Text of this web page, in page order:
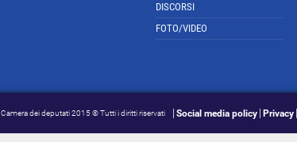
DISCORSI
FOTO/VIDEO
Camera dei deputati 2015 © Tutti i diritti riservati Social media policy Privacy